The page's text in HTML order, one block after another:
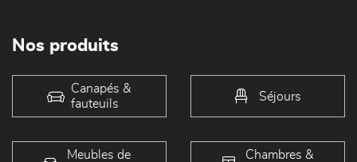
Nos produits
Canapés &
fauteuils
Séjours
Meubles de
Chambres &